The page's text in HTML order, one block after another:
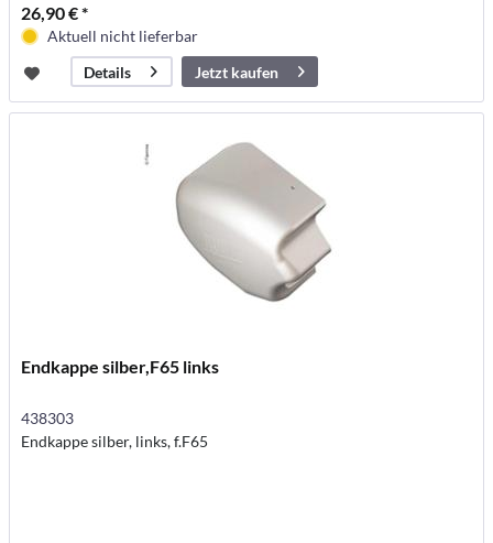
26,90 € *
Aktuell nicht lieferbar
Details
Jetzt kaufen
Endkappe silber,F65 links
438303
Endkappe silber, links, f.F65